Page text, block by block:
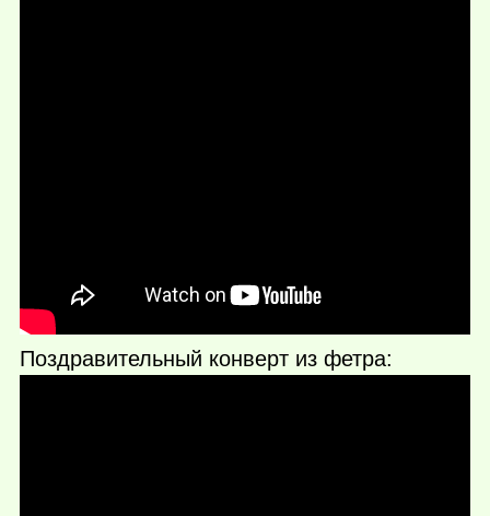
Поздравительный конверт из фетра: